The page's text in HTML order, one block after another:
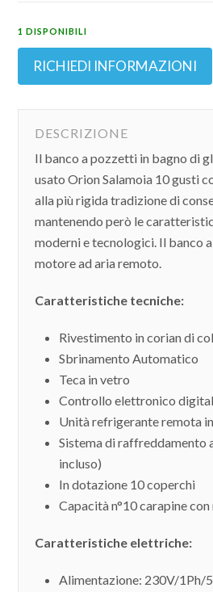
1 DISPONIBILI
RICHIEDI INFORMAZIONI
DESCRIZIONE
Il banco a pozzetti in bagno di
usato Orion Salamoia 10 gusti
alla più rigida tradizione di
mantenendo però le
moderni e tecnologici. Il banco
motore ad aria remoto.
Caratteristiche tecniche:
Rivestimento in corian di
Sbrinamento Automatico
Teca in vetro
Controllo elettronico
Unità refrigerante remota
Sistema di raffreddamento
incluso)
In dotazione 10 coperchi
Capacità n°10 carapine
Caratteristiche elettriche:
Alimentazione: 230V/1Ph/